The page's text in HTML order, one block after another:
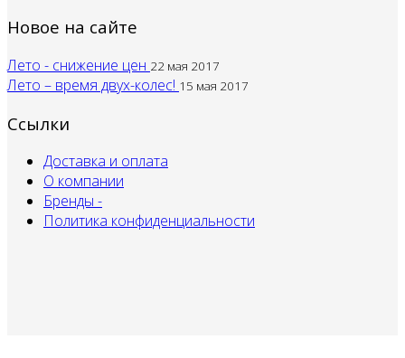
Новое на сайте
Лето - снижение цен 22 мая 2017
Лето – время двух-колес! 15 мая 2017
Ссылки
Доставка и оплата
О компании
Бренды -
Политика конфиденциальности